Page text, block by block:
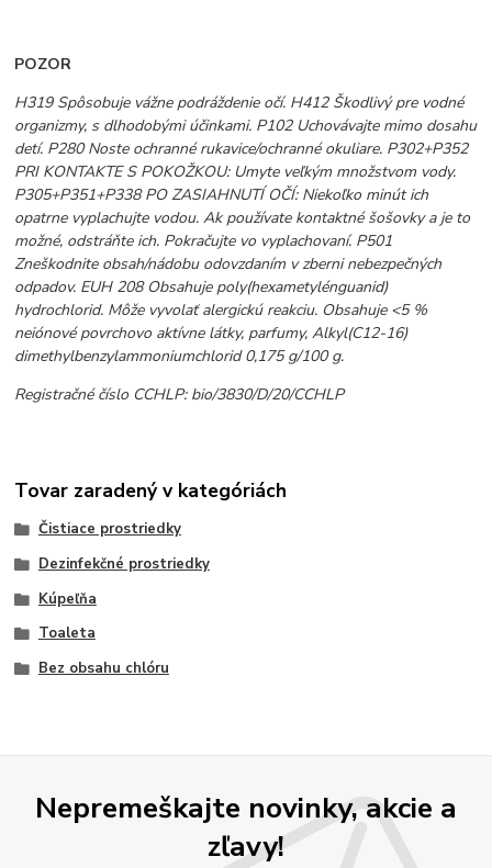
POZOR
H319 Spôsobuje vážne podráždenie očí. H412 Škodlivý pre vodné
organizmy, s dlhodobými účinkami. P102 Uchovávajte mimo dosahu
detí. P280 Noste ochranné rukavice/ochranné okuliare. P302+P352
PRI KONTAKTE S POKOŽKOU: Umyte veľkým množstvom vody.
P305+P351+P338 PO ZASIAHNUTÍ OČÍ: Niekoľko minút ich
opatrne vyplachujte vodou. Ak používate kontaktné šošovky a je to
možné, odstráňte ich. Pokračujte vo vyplachovaní. P501
Zneškodnite obsah/nádobu odovzdaním v zberni nebezpečných
odpadov. EUH 208 Obsahuje poly(hexametylénguanid)
hydrochlorid. Môže vyvolať alergickú reakciu. Obsahuje <5 %
neiónové povrchovo aktívne látky, parfumy, Alkyl(C12-16)
dimethylbenzylammoniumchlorid 0,175 g/100 g.
Registračné číslo CCHLP: bio/3830/D/20/CCHLP
Tovar zaradený v kategóriách
Čistiace prostriedky
Dezinfekčné prostriedky
Kúpeľňa
Toaleta
Bez obsahu chlóru
Nepremeškajte novinky, akcie a
zľavy!